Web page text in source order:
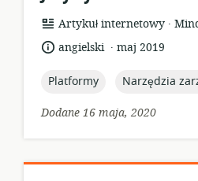
format
zasobów:
Artykuł internetowy .
język:angielski .
datamaj 2019
topic:
Platformy topic:
Narzędzia
Dodane 16 maja, 2020